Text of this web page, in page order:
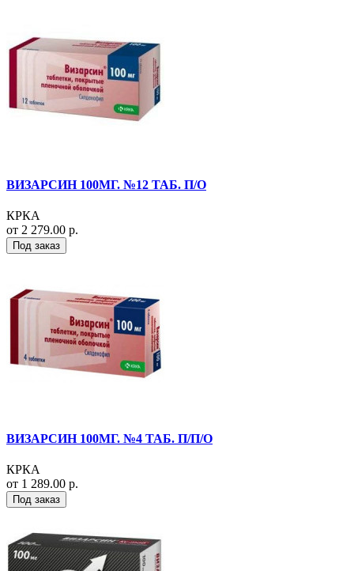
ВИЗАРСИН 100МГ. №12 ТАБ. П/О
КРКА
от 2 279.00 р.
Под заказ
ВИЗАРСИН 100МГ. №4 ТАБ. П/П/О
КРКА
от 1 289.00 р.
Под заказ